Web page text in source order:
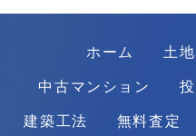
ホーム 土地
中古マンション
建築工法
無料査定